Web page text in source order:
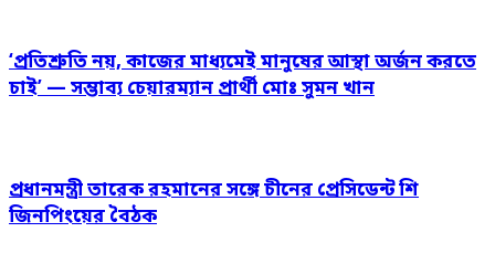
‘প্রতিশ্রুতি নয়, কাজের মাধ্যমেই মানুষের আস্থা অর্জন করতে
চাই’ — সম্ভাব্য চেয়ারম্যান প্রার্থী মোঃ সুমন খান
প্রধানমন্ত্রী তারেক রহমানের সঙ্গে চীনের প্রেসিডেন্ট শি
জিনপিংয়ের বৈঠক